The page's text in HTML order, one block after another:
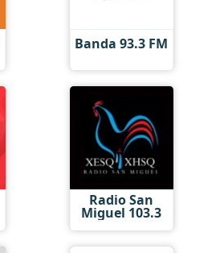
Banda 93.3 FM
Radio San
Miguel 103.3